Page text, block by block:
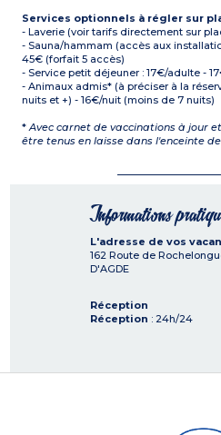
Services optionnels à régler sur
- Laverie (voir tarifs directement sur
- Sauna/hammam (accès aux
45€ (forfait 5 accès)
- Service petit déjeuner : 17€/adulte -
- Animaux admis* (à préciser à la
nuits et +) - 16€/nuit (moins de 7 nuits)
*Avec carnet de vaccinations à jour
être tenus en laisse dans l'enceinte
Informations
L'adresse de vos
162 Route de
D'AGDE
Réception
Réception : 24h/24